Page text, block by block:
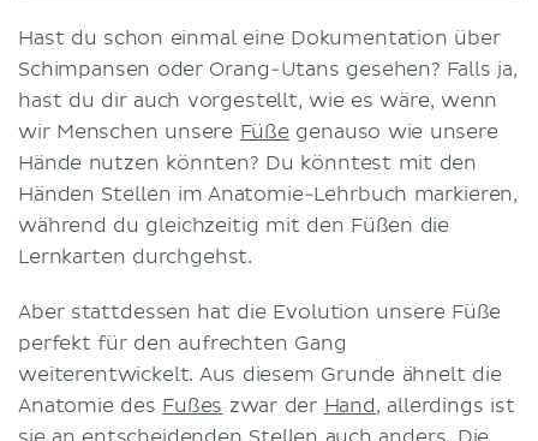
Hast du schon einmal eine Dokumentation über
Schimpansen oder Orang-Utans gesehen? Falls ja,
hast du dir auch vorgestellt, wie es wäre, wenn
wir Menschen unsere Füße genauso wie unsere
Hände nutzen könnten? Du könntest mit den
Händen Stellen im Anatomie-Lehrbuch markieren,
während du gleichzeitig mit den Füßen die
Lernkarten durchgehst.
Aber stattdessen hat die Evolution unsere Füße
perfekt für den aufrechten Gang
weiterentwickelt. Aus diesem Grunde ähnelt die
Anatomie des Fußes zwar der Hand, allerdings ist